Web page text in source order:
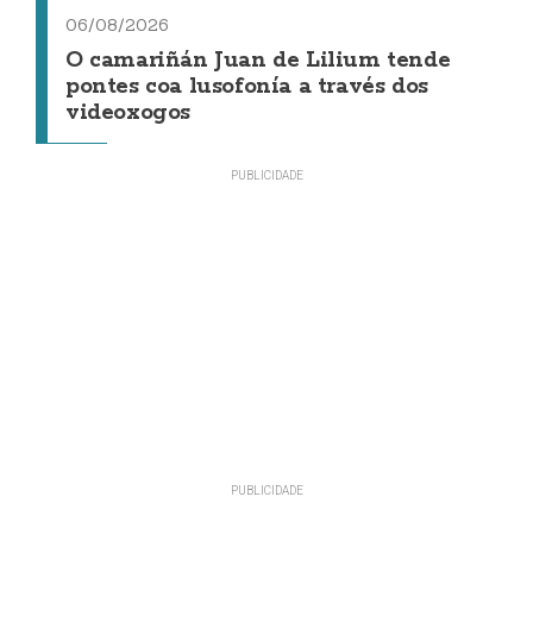
06/08/2026
O camariñán Juan de Lilium tende
pontes coa lusofonía a través dos
videoxogos